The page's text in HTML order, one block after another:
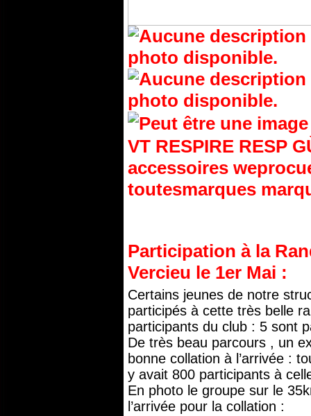
Participation à la
Vercieu le 1er Mai :
Certains jeunes de notre
participés à cette très belle
participants du club : 5 sont
De très beau parcours , un
bonne collation à l’arrivée :
y avait 800 participants à
En photo le groupe sur le
l’arrivée pour la collation :